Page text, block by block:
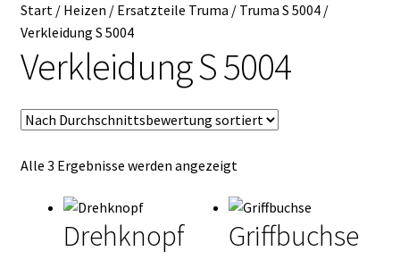
Impressum
Datenschutz
Impressum
Kasse
Mein Konto
Start/ Heizen / Ersatzteile Truma / Truma S 5004/
Verkleidung S 5004
Verkleidung S 5004
Alle 3 Ergebnisse werden angezeigtNach
sortiert
Drehknopf Griffbuchse